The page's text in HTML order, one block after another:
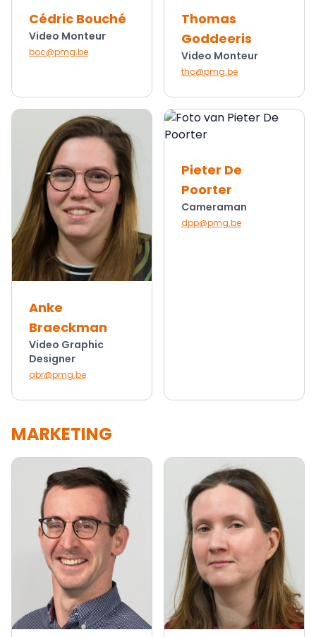
Cédric Bouché
Video Monteur
boc@pmg.be
Thomas
Goddeeris
Video Monteur
tho@pmg.be
Anke
Braeckman
Video Graphic
Designer
abr@pmg.be
Pieter De
Poorter
Cameraman
dpp@pmg.be
MARKETING